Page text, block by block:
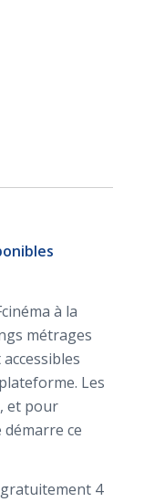
à la
métrages
Les
et pour
ce
4